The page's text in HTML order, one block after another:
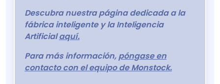
Descubra nuestra página dedicada a la
fábrica inteligente y la Inteligencia
Artificialaquí.
Para más información, póngase en
contacto con el equipo de Monstock.